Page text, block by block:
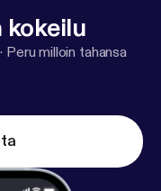
kokeilu
· Peru milloin tahansa